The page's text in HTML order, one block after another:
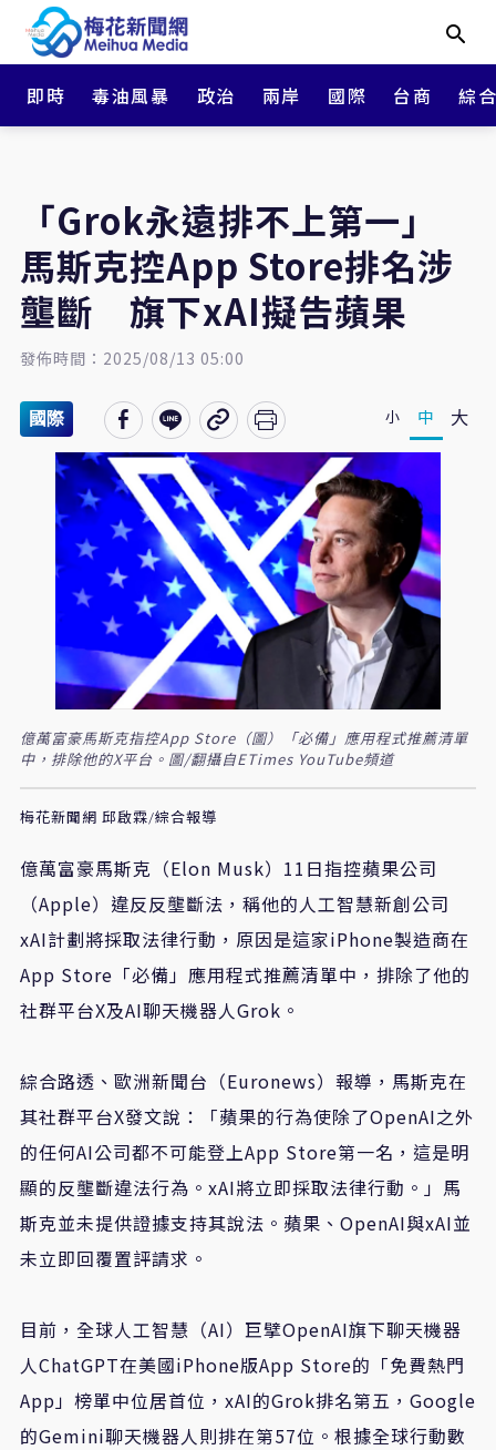
即時 毒油風暴 政治 兩岸 國際 台商 綜
「Grok永遠排不上第一」
馬斯克控App Store排名涉
壟斷 旗下xAI擬告蘋果
發佈時間：2025/08/13 05:00
國際 小 中 大
億萬富豪馬斯克指控App Store（圖）「必備」應用程式推薦清單
中，排除他的X平台。圖/翻攝自ETimes YouTube頻道
梅花新聞網 邱啟霖/綜合報導
億萬富豪馬斯克（Elon Musk）11日指控蘋果公司
（Apple）違反反壟斷法，稱他的人工智慧新創公司
xAI計劃將採取法律行動，原因是這家iPhone製造商在
App Store「必備」應用程式推薦清單中，排除了他的
社群平台X及AI聊天機器人Grok。
綜合路透、歐洲新聞台（Euronews）報導，馬斯克在
其社群平台X發文說：「蘋果的行為使除了OpenAI之外
的任何AI公司都不可能登上App Store第一名，這是明
顯的反壟斷違法行為。xAI將立即採取法律行動。」馬
斯克並未提供證據支持其說法。蘋果、OpenAI與xAI並
未立即回覆置評請求。
目前，全球人工智慧（AI）巨擘OpenAI旗下聊天機器
人ChatGPT在美國iPhone版App Store的「免費熱門
App」榜單中位居首位，xAI的Grok排名第五，Google
的Gemini聊天機器人則排在第57位。根據全球行動數